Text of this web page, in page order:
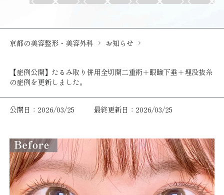
京都の美容整形・美容外科 お知らせ
【症例公開】たるみ取り併用全切開二重術＋眼瞼下垂＋埋没抜糸
の症例を更新しました。
公開日：2026/03/25 最終更新日：2026/03/25